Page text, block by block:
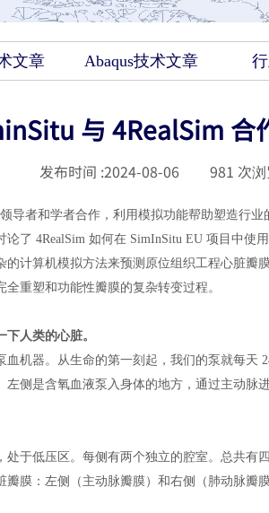
文章 Abaqus技术文章
与 4RealSim 合
发布时间 :2024-08-06 981 次
导者和学者合作，利用模拟功能帮助塑造行
了 4RealSim 如何在 SimInSitu EU 项目中使
的计算机模拟方法来预测原位组织工程心脏
重塑和功能性瓣膜的复杂转变过程。
下人类的心脏。
血机器。从生命的第一刻起，我们的泵就每天
左侧是含氧血液泵入身体的地方，通过主动
处于低压区。每侧有两个独立的腔室。总共
瓣膜：左侧（主动脉瓣膜）和右侧（肺动脉瓣